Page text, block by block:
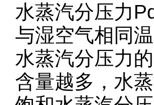
水蒸汽分压力
与湿空气相同
水蒸汽分压力
含量越多，水